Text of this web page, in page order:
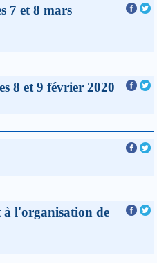
7 et 8 mars
8 et 9 février 2020
l'organisation de